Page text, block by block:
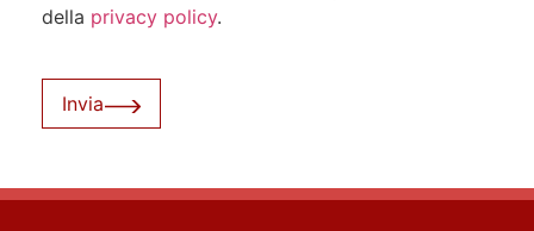
della privacy policy.
Invia